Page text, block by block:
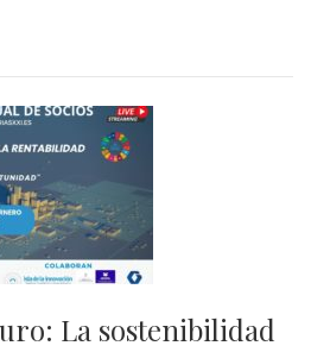
La sostenibilidad